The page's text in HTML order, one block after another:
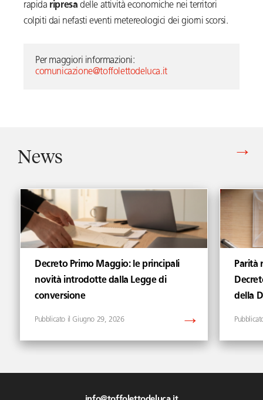
rapida ripresa delle attività economiche nei territori
colpiti dai nefasti eventi metereologici dei giorni scorsi.
comunicazione@toffolettodeluca.it
News Vedi tutti gli articoli di News
Decreto Primo Maggio: le principali
novità introdotte dalla Legge di
conversione
Giugno 29, 2026
Parità
della